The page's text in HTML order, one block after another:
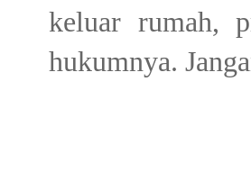
keluar rumah,
hukumnya.